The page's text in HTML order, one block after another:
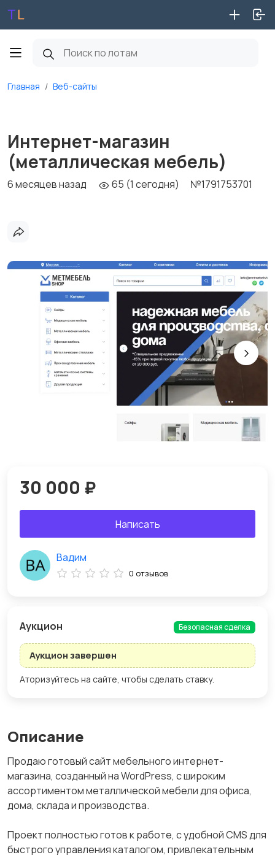
Главная Веб-сайты
Интернет-магазин
(металлическая мебель)
6 месяцев назад 65 (1 сегодня) №1791753701
Описание
Продаю готовый сайт мебельного интернет-
магазина, созданный на WordPress, с широким
ассортиментом металлической мебели для офиса,
дома, склада и производства.
Проект полностью готов к работе, с удобной CMS для
быстрого управления каталогом, привлекательным
30 000 ₽
Написать
Вадим
0 отзывов
Aукцион Безопасная сделка
Аукцион завершен
Аторизуйтесь на сайте, чтобы сделать ставку.